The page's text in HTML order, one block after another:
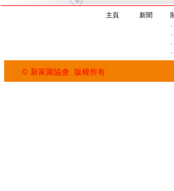
主頁 新聞
-
-
-
-
© 新家園協會. 版權所有